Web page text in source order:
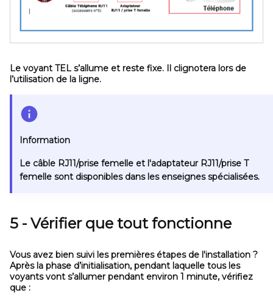
Le voyant TEL s’allume et reste fixe. Il clignotera lors de
l’utilisation de la ligne.
Information
Le câble RJ11/prise femelle et l'adaptateur RJ11/prise T
femelle sont disponibles dans les enseignes spécialisées.
5 - Vérifier que tout fonctionne
Vous avez bien suivi les premières étapes de l'installation ?
Après la phase d’initialisation, pendant laquelle tous les
voyants vont s’allumer pendant environ 1 minute, vérifiez
que :